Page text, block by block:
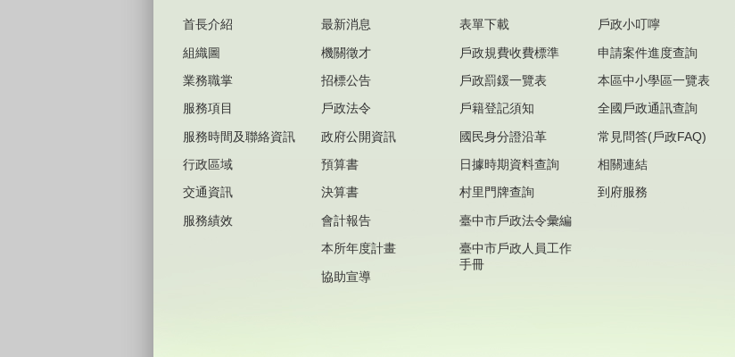
首長介紹
組織圖
業務職掌
服務項目
服務時間及聯絡資訊
行政區域
交通資訊
服務績效
最新消息
機關徵才
招標公告
戶政法令
政府公開資訊
預算書
決算書
會計報告
本所年度計畫
協助宣導
表單下載
戶政規費收費標準
戶政罰鍰一覽表
戶籍登記須知
國民身分證沿革
日據時期資料查詢
村里門牌查詢
臺中市戶政法令彙編
臺中市戶政人員工作
手冊
戶政小叮嚀
申請案件進度查詢
本區中小學區一覽表
全國戶政通訊查詢
常見問答(戶政FAQ)
相關連結
到府服務